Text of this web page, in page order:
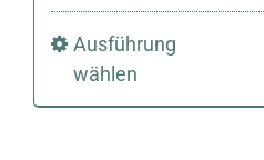
Ausführung
wählen